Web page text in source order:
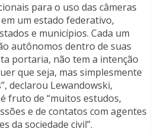
para o uso das câmeras
um estado federativo,
e municípios. Cada um
autônomos dentro de suas
portaria, não tem a intenção
que seja, mas simplesmente
declarou Lewandowski,
fruto de “muitos estudos,
e de contatos com agentes
da sociedade civil”.